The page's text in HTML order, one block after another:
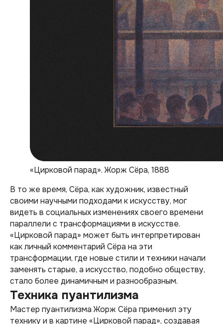
«Цирковой парад». Жорж Сёра, 1888
В то же время, Сёра, как художник, известный
своими научными подходами к искусству, мог
видеть в социальных изменениях своего времени
параллели с трансформациями в искусстве.
«Цирковой парад» может быть интерпретирован
как личный комментарий Сёра на эти
трансформации, где новые стили и техники начали
заменять старые, а искусство, подобно обществу,
стало более динамичным и разнообразным.
Техника пуантилизма
Мастер пуантилизма Жорж Сёра применил эту
технику и в картине «Цирковой парад», создавая